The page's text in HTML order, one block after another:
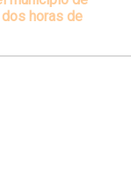
horas de